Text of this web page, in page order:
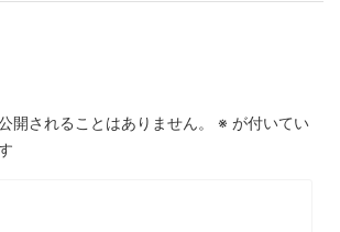
開されることはありません。 ※ が付いてい